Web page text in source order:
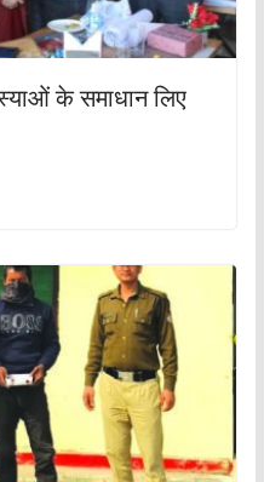
के समाधान लिए